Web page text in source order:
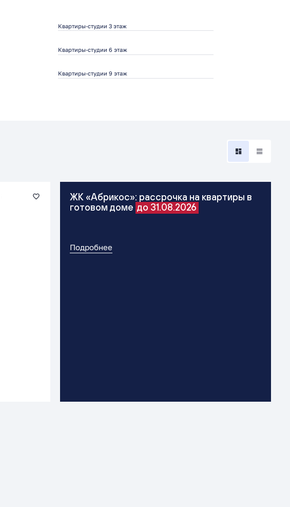
Квартиры-студии 3 этаж
Квартиры-студии 6 этаж
Квартиры-студии 9 этаж
ЖК «Абрикос»: рассрочка на квартиры в
готовом доме до 31.08.2026
Подробнее